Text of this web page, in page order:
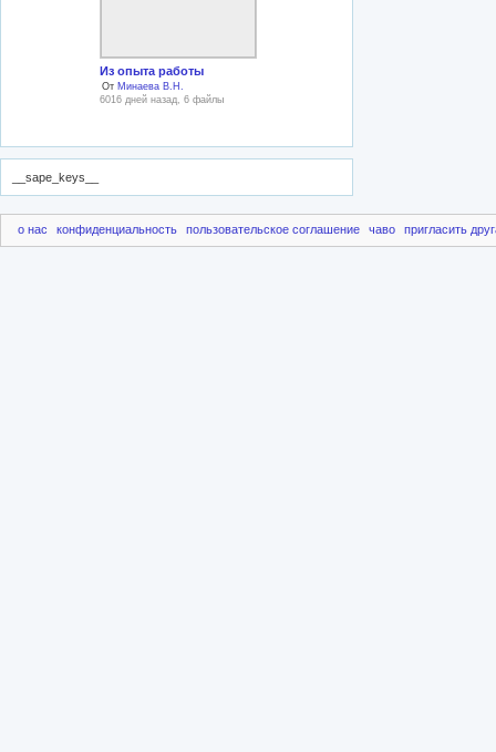
Из опыта работы
От Минаева В.Н.
6016 дней назад, 6 файлы
__sape_keys__
о нас конфиденциальность пользовательское соглашение чаво пригласить